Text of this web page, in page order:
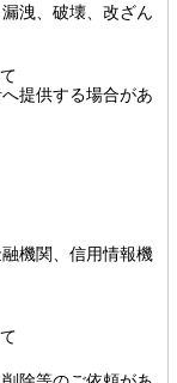
洩、破壊、改ざん
提供する場合があ
機関、信用情報機